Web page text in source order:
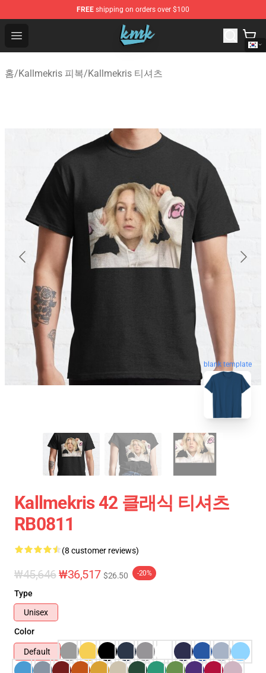
FREE shipping on orders over $100
Open menu
KallMeKris Store - Official KallMeKris Merchandise Shop
홈/Kallmekris 피복/Kallmekris 티셔츠
blank template
Kallmekris 42 클래식 티셔츠
RB0811
(8 customer reviews)
₩45,646₩36,517 $26.50 -20%
Type
Unisex
Color
Default